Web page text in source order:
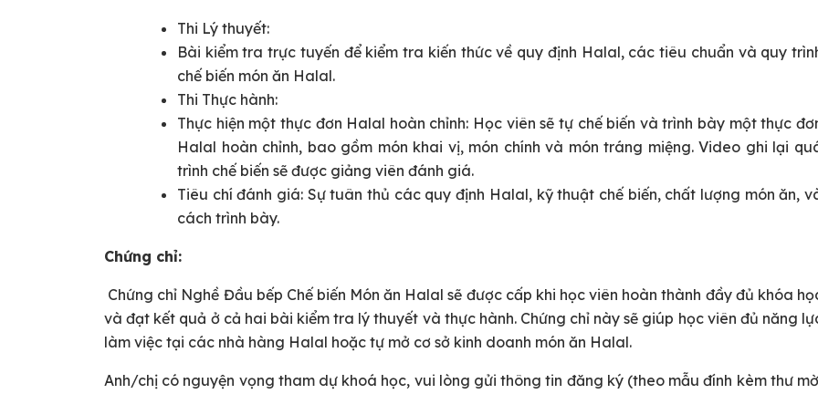
Thi Lý thuyết:
Bài kiểm tra trực tuyến để kiểm tra kiến thức về quy định Halal, các tiêu chuẩn và quy
chế biến món ăn Halal.
Thi Thực hành:
Thực hiện một thực đơn Halal hoàn chỉnh: Học viên sẽ tự chế biến và trình bày một thực
Halal hoàn chỉnh, bao gồm món khai vị, món chính và món tráng miệng. Video ghi lại
trình chế biến sẽ được giảng viên đánh giá.
Tiêu chí đánh giá: Sự tuân thủ các quy định Halal, kỹ thuật chế biến, chất lượng món ăn,
cách trình bày.
Chứng chỉ:
Chứng chỉ Nghề Đầu bếp Chế biến Món ăn Halal sẽ được cấp khi học viên hoàn thành đầy đủ khóa
và đạt kết quả ở cả hai bài kiểm tra lý thuyết và thực hành. Chứng chỉ này sẽ giúp học viên đủ năng
làm việc tại các nhà hàng Halal hoặc tự mở cơ sở kinh doanh món ăn Halal.
Anh/chị có nguyện vọng tham dự khoá học, vui lòng gửi thông tin đăng ký (theo mẫu đính kèm thư